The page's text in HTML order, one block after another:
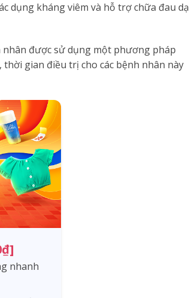
dụng kháng viêm và hỗ trợ chữa đau dạ
nhân được sử dụng một phương pháp
gian điều trị cho các bệnh nhân này
nhanh